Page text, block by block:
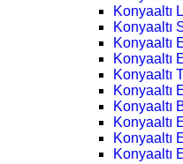
Konyaaltı
Konyaaltı
Konyaaltı
Konyaaltı
Konyaaltı
Konyaaltı
Konyaaltı
Konyaaltı
Konyaaltı
Konyaaltı